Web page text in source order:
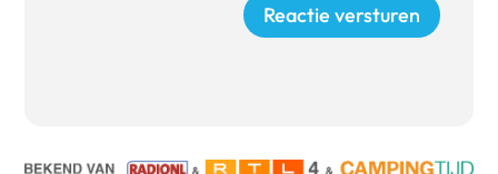
Reactie versturen